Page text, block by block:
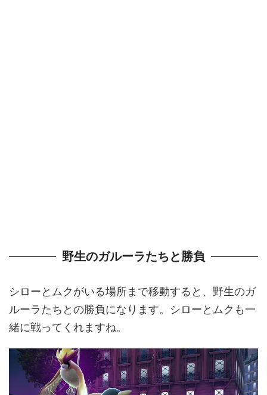
野生のガルーラたちと勝負
シローとムクがいる場所まで移動すると、野生のガ
ルーラたちとの勝負になります。シローとムクも一
緒に戦ってくれますね。